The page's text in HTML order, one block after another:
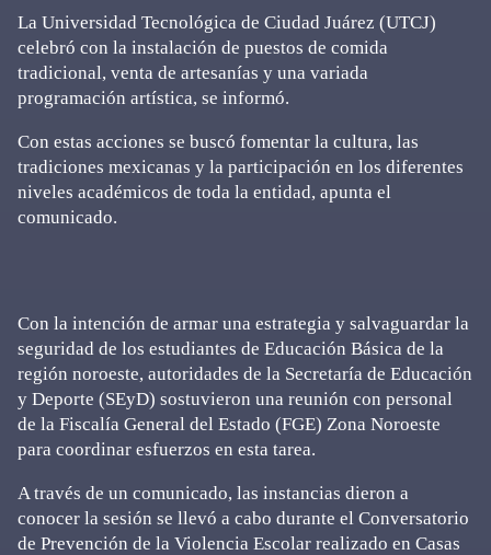
La Universidad Tecnológica de Ciudad Juárez (UTCJ)
celebró con la instalación de puestos de comida
tradicional, venta de artesanías y una variada
programación artística, se informó.
Con estas acciones se buscó fomentar la cultura, las
tradiciones mexicanas y la participación en los diferentes
niveles académicos de toda la entidad, apunta el
comunicado.
Con la intención de armar una estrategia y salvaguardar la
seguridad de los estudiantes de Educación Básica de la
región noroeste, autoridades de la Secretaría de Educación
y Deporte (SEyD) sostuvieron una reunión con personal
de la Fiscalía General del Estado (FGE) Zona Noroeste
para coordinar esfuerzos en esta tarea.
A través de un comunicado, las instancias dieron a
conocer la sesión se llevó a cabo durante el Conversatorio
de Prevención de la Violencia Escolar realizado en Casas